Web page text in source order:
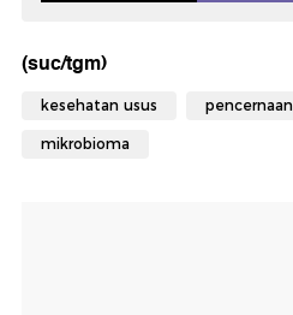
(suc/tgm)
kesehatan usus pencernaan
mikrobioma